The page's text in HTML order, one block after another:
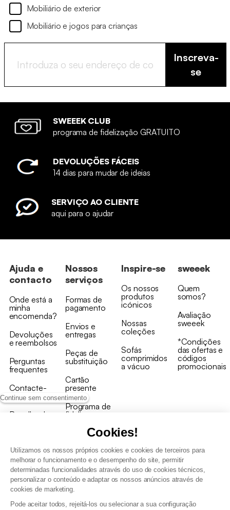
Continue sem consentimento
Cookies!
Utilizamos os nossos próprios cookies e cookies de terceiros para
melhorar o funcionamento e o desempenho do site, permitir
determinadas funcionalidades através do uso de cookies técnicos,
personalizar o conteúdo e adaptar os nossos anúncios através de
cookies de marketing.
Pode aceitar todos, rejeitá-los ou selecionar a sua configuração
Mobiliário de exterior
Mobiliário e jogos para crianças
Inscreva-
se
SWEEEK CLUB
programa de fidelização GRATUITO
DEVOLUÇÕES FÁCEIS
14 dias para mudar de ideias
SERVIÇO AO CLIENTE
aqui para o ajudar
Ajuda e
contacto
Onde está a
minha
encomenda?
Devoluções
e reembolsos
Perguntas
frequentes
Contacte-
nos
Recolha de
Nossos
serviços
Formas de
pagamento
Envios e
entregas
Peças de
substituição
Cartão
presente
Programa de
fidelizaçao
Inspire-se
Os nossos
produtos
icónicos
Nossas
coleções
Sofás
comprimidos
a vácuo
sweeek
Quem
somos?
Avaliação
sweeek
*Condições
das ofertas e
códigos
promocionais
Termos e Condições Gerais de Venda e Aviso Legal
Gestão de dados pessoais e política de cookies